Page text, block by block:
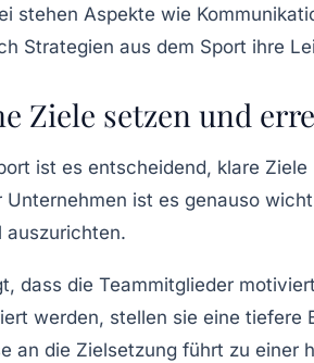
stehen Aspekte wie
Strategien aus dem Sport ihre
Ziele setzen und
ist es entscheidend, klare Ziele
Unternehmen ist es genauso
auszurichten.
dass die Teammitglieder
werden, stellen sie eine tiefere
an die Zielsetzung führt zu